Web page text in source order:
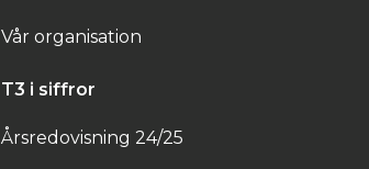
Vår organisation
T3 i siffror
Årsredovisning 24/25